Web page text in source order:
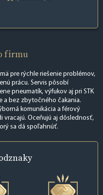
firmu
pre rýchle riešenie problémov,
prácu. Servis pôsobí
pneumatík, výfukov aj pri STK
a bez zbytočného čakania.
komunikácia a férový
vracajú. Oceňujú aj dôslednosť,
sa dá spoľahnúť.